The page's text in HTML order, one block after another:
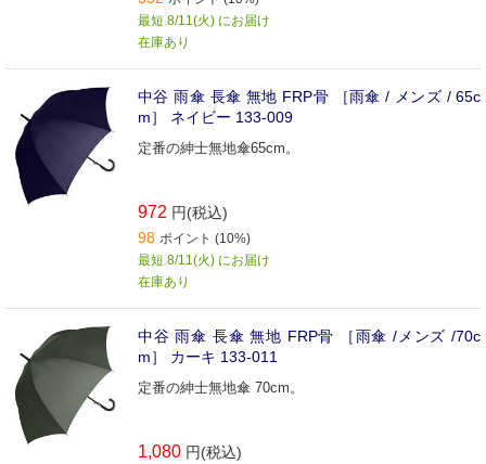
最短 8/11(火) にお届け
在庫あり
中谷 雨傘 長傘 無地 FRP骨 ［雨傘 / メンズ / 65c
m］ ネイビー 133-009
定番の紳士無地傘65cm。
972 円(税込)
98 ポイント (10%)
最短 8/11(火) にお届け
在庫あり
中谷 雨傘 長傘 無地 FRP骨 ［雨傘 /メンズ /70c
m］ カーキ 133-011
定番の紳士無地傘 70cm。
1,080 円(税込)